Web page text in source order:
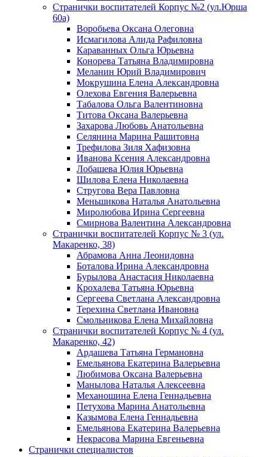
Странички воспитателей Корпус №2 (ул.Юрша
60а)
Воробьева Оксана Олеговна
Исмагилова Алида Рафиловна
Караванных Ольга Юрьевна
Конорева Татьяна Владимировна
Меланин Юрий Владимирович
Мокрушина Елена Александровна
Олехова Евгения Валерьевна
Табалова Ольга Валентиновна
Титова Оксана Валерьевна
Захарова Любовь Анатольевна
Селянина Марина Рашитовна
Трефилова Зиля Хафизовна
Иванова Ксения Александровна
Лобашева Юлия Юрьевна
Шилова Елена Николаевна
Стругова Вера Павловна
Меньшикова Наталья Анатольевна
Миролюбова Ирина Сергеевна
Смирнова Валентина Александровна
Странички воспитателей Корпус № 3 (ул.
Макаренко, 38)
Абрамова Анна Леонидовна
Боталова Ирина Александровна
Бурылова Анастасия Николаевна
Крохалева Татьяна Юрьевна
Сергеева Светлана Александровна
Терехина Светлана Ивановна
Смольникова Елена Михайловна
Странички воспитателей Корпус № 4 (ул.
Макаренко, 42)
Ардашева Татьяна Германовна
Емельянова Екатерина Валерьевна
Любимова Оксана Валерьевна
Манылова Наталья Алексеевна
Механошина Елена Геннадьевна
Петухова Марина Анатольевна
Казымова Елена Геннадьевна
Емельянова Екатерина Валерьевна
Некрасова Марина Евгеньевна
Странички специалистов